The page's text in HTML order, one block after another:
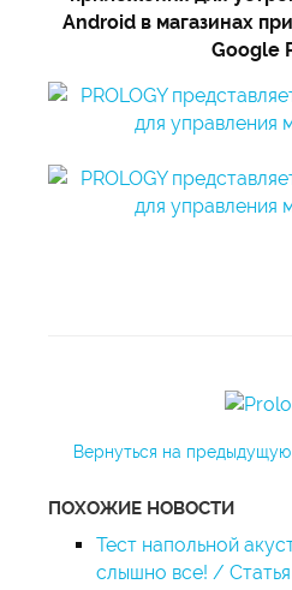
Android в магазинах
Google
Вернуться на
ПОХОЖИЕ НОВОСТИ
Тест напольной
слышно все! /